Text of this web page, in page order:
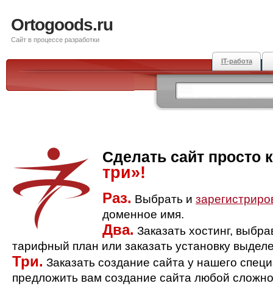
Ortogoods.ru
Сайт в процессе разработки
IT-работа
Сделать сайт просто
три»!
Раз. Выбрать и
доменное имя.
Два. Заказать хостинг,
тарифный план или заказать установку
Три. Заказать создание сайта у нашего
предложить вам создание сайта любой